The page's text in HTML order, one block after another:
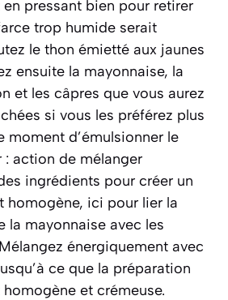
pressant bien pour retirer
trop humide serait
le thon émietté aux jaunes
ensuite la mayonnaise, la
et les câpres que vous aurez
si vous les préférez plus
moment d’émulsionner le
: action de mélanger
ingrédients pour créer un
homogène, ici pour lier la
la mayonnaise avec les
Mélangez énergiquement avec
ce que la préparation
et crémeuse.